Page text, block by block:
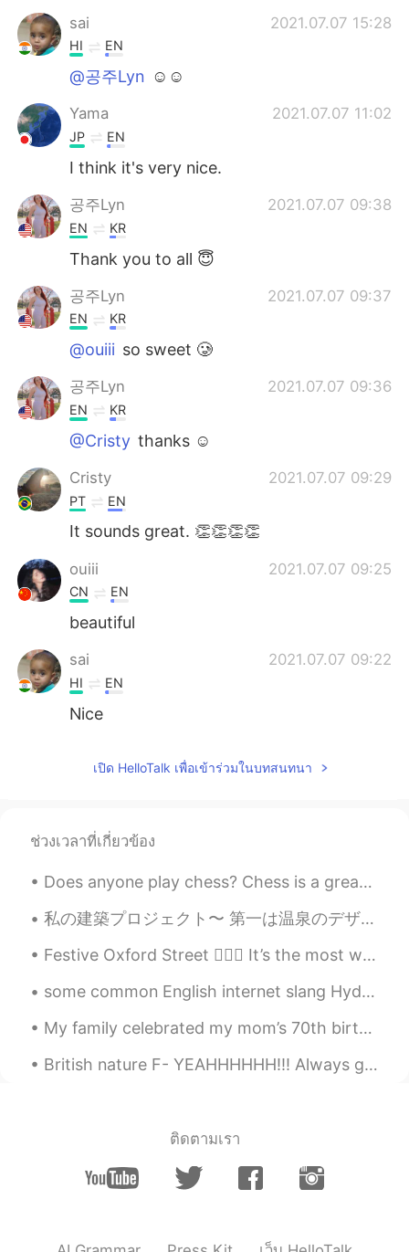
sai
2021.07.07 15:28
HI EN
@공주Lyn ☺☺
Yama 2021.07.07 11:02
JP EN
I think it's very nice.
공주Lyn 2021.07.07 09:38
EN KR
Thank you to all 😇
공주Lyn 2021.07.07 09:37
EN KR
@ouiii so sweet 🥲
공주Lyn 2021.07.07 09:36
EN KR
@Cristy thanks ☺️
Cristy 2021.07.07 09:29
PT EN
It sounds great. 👏👏👏👏
ouiii 2021.07.07 09:25
CN EN
beautiful
sai 2021.07.07 09:22
HI EN
Nice
เปิด HelloTalk เพื่อเข้าร่วมในบทสนทนา
ช่วงเวลาที่เกี่ยวข้อง
Does anyone play chess? Chess is a great discipline for your mind so you have to put a lot of tho...
私の建築プロジェクト〜 第一は温泉のデザイン、構造は「folded plate」と呼んでる…日本語では何かな🤔 絵は「exploded AXON」、「reflected roof plan」、...
Festive Oxford Street 🧚🏻‍♂️ It’s the most wonderful time of the year ✨ ❤️❤️❤️ ❤️ 🌟Christmas 🌟❤️❤...
some common English internet slang Hyd: how you doing ? hru: how are you ? Wyd: what you doing ? ...
My family celebrated my mom’s 70th birthday today. My niece made a strawberry cake. 今日は母の誕生日でした...
British nature F- YEAHHHHHH!!! Always got to enjoy what the world gives you and respect everythi...
ติดตามเรา